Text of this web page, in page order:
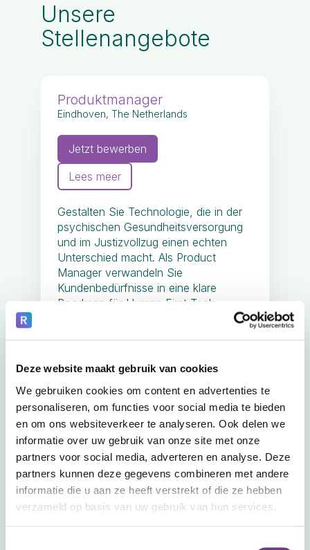
Deze website maakt gebruik van cookies
We gebruiken cookies om content en advertenties te
personaliseren, om functies voor social media te bieden
en om ons websiteverkeer te analyseren. Ook delen we
informatie over uw gebruik van onze site met onze
partners voor social media, adverteren en analyse. Deze
partners kunnen deze gegevens combineren met andere
informatie die u aan ze heeft verstrekt of die ze hebben
verzameld op basis van uw gebruik van hun services.
Unsere
Stellenangebote
Produktmanager
Eindhoven, The Netherlands
Jetzt bewerben
Lees meer
Gestalten Sie Technologie, die in der
psychischen Gesundheitsversorgung
und im Justizvollzug einen echten
Unterschied macht. Als Product
Manager verwandeln Sie
Kundenbedürfnisse in eine klare
Roadmap für Human First Tech.
Praktikant (m/w/d) Marketing
& Kommunikation bei
Recornect
Eindhoven, The Netherlands
Jetzt bewerben
Lees meer
Möchtest du mit relevanten Inhalten